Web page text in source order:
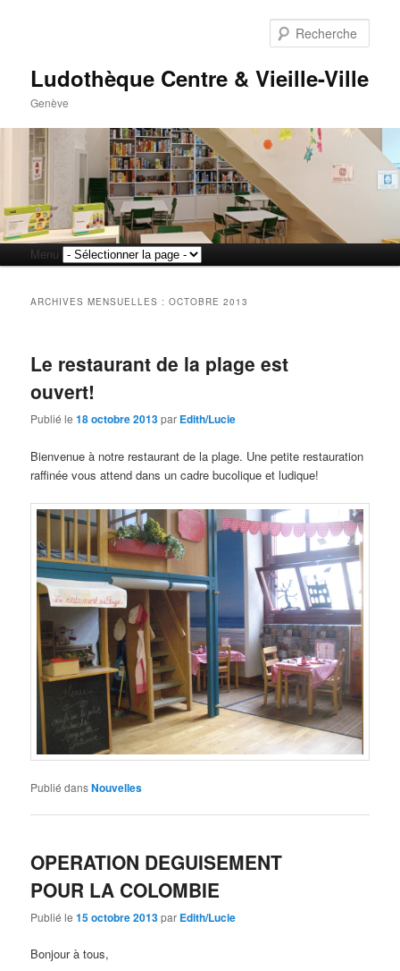
Ludothèque Centre & Vieille-Ville
Genève
principal
Aller
au
Aller
au
ARCHIVES MENSUELLES :OCTOBRE 2013
Le restaurant de la plage est
ouvert!
Publié le18 octobre 2013par Edith/Lucie
Bienvenue à notre restaurant de la plage. Une petite restauration
raffinée vous attend dans un cadre bucolique et ludique!
Publié dansNouvelles
OPERATION DEGUISEMENT
POUR LA COLOMBIE
Publié le15 octobre 2013par Edith/Lucie
Bonjour à tous,